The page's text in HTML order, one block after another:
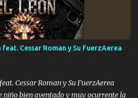
problema de confianza tengo gente
y también Pariente 7 arreglan
es cuestión que ordené NOS HACE
ERA EL 24 SIEMPRE FUE UN
M'URIÓ PELEAND0 SIEMPRE
QUE SIGA EL LEGADO Es el DOS de
inteligente y com...
Cessar Roman y Su FuerzAerea
Cessar Roman y Su FuerzAerea
niño bien aventado y muy ocurrente la